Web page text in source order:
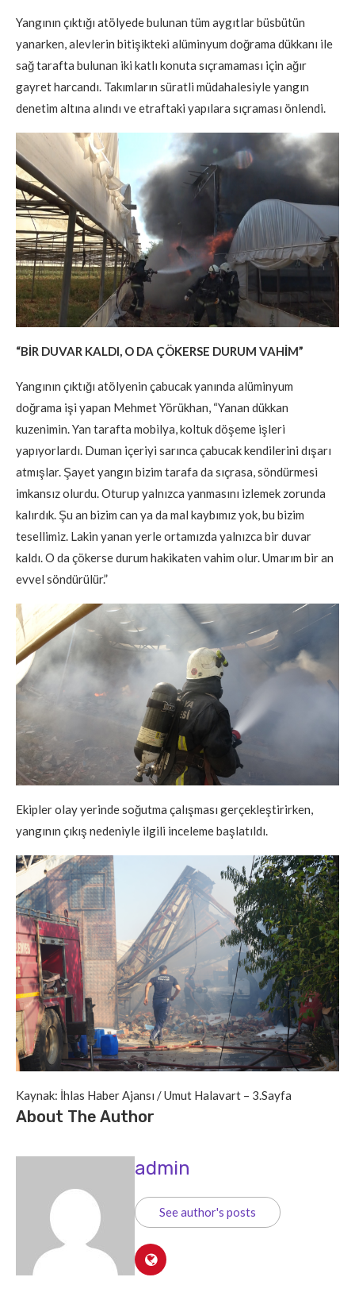
Yangının çıktığı atölyede bulunan tüm aygıtlar büsbütün
yanarken, alevlerin bitişikteki alüminyum doğrama dükkanı ile
sağ tarafta bulunan iki katlı konuta sıçramaması için ağır
gayret harcandı. Takımların süratli müdahalesiyle yangın
denetim altına alındı ve etraftaki yapılara sıçraması önlendi.
“BİR DUVAR KALDI, O DA ÇÖKERSE DURUM VAHİM”
Yangının çıktığı atölyenin çabucak yanında alüminyum
doğrama işi yapan Mehmet Yörükhan, “Yanan dükkan
kuzenimin. Yan tarafta mobilya, koltuk döşeme işleri
yapıyorlardı. Duman içeriyi sarınca çabucak kendilerini dışarı
atmışlar. Şayet yangın bizim tarafa da sıçrasa, söndürmesi
imkansız olurdu. Oturup yalnızca yanmasını izlemek zorunda
kalırdık. Şu an bizim can ya da mal kaybımız yok, bu bizim
tesellimiz. Lakin yanan yerle ortamızda yalnızca bir duvar
kaldı. O da çökerse durum hakikaten vahim olur. Umarım bir an
evvel söndürülür.”
Ekipler olay yerinde soğutma çalışması gerçekleştirirken,
yangının çıkış nedeniyle ilgili inceleme başlatıldı.
Kaynak: İhlas Haber Ajansı / Umut Halavart – 3.Sayfa
About The Author
admin
See author's posts